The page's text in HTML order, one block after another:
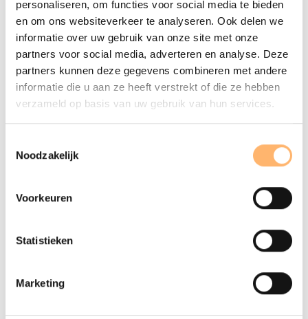
personaliseren, om functies voor social media te bieden
en om ons websiteverkeer te analyseren. Ook delen we
informatie over uw gebruik van onze site met onze
partners voor social media, adverteren en analyse. Deze
partners kunnen deze gegevens combineren met andere
informatie die u aan ze heeft verstrekt of die ze hebben
verzameld op basis van uw gebruik van hun services.
Noodzakelijk
Voorkeuren
Statistieken
Marketing